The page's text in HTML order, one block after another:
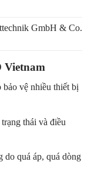
GmbH & Co.
Vietnam
vệ nhiều thiết bị
thái và điều
quá áp, quá dòng